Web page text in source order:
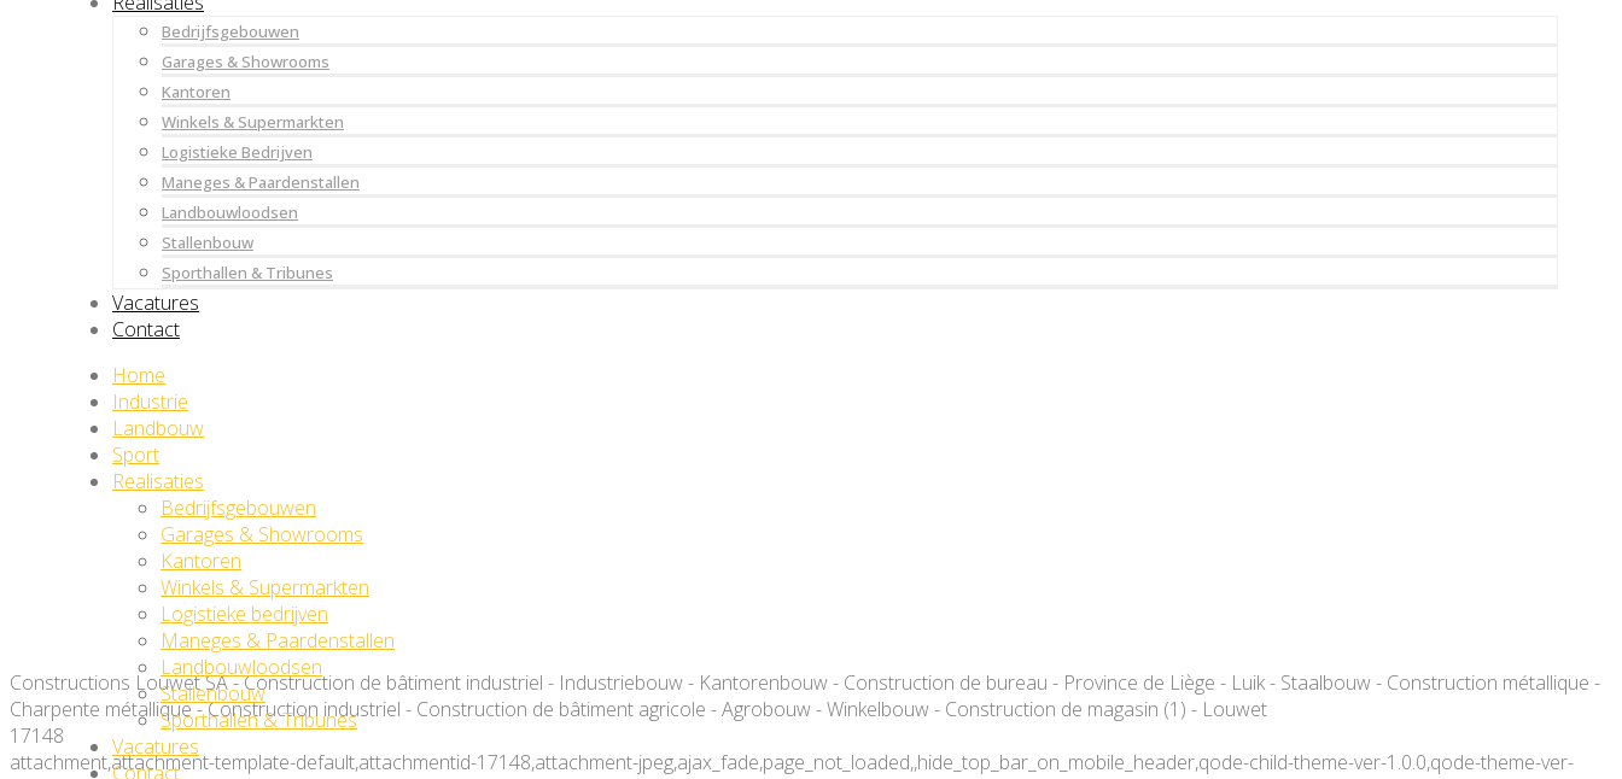
Bedrijfsgebouwen
Garages & Showrooms
Kantoren
Winkels & Supermarkten
Logistieke Bedrijven
Maneges & Paardenstallen
Landbouwloodsen
Stallenbouw
Sporthallen & Tribunes
Vacatures
Contact
Home
Industrie
Landbouw
Sport
Realisaties
Bedrijfsgebouwen
Garages & Showrooms
Kantoren
Winkels & Supermarkten
Logistieke bedrijven
Maneges & Paardenstallen
Landbouwloodsen
Stallenbouw
Sporthallen & Tribunes
Vacatures
Contact
Constructions Louwet SA - Construction de bâtiment industriel - Industriebouw - Kantorenbouw - Construction de bureau - Province de Liège - Luik - Staalbouw - Construction métallique -
Charpente métallique - Construction industriel - Construction de bâtiment agricole - Agrobouw - Winkelbouw - Construction de magasin (1) - Louwet
17148
attachment,attachment-template-default,attachmentid-17148,attachment-jpeg,ajax_fade,page_not_loaded,,hide_top_bar_on_mobile_header,qode-child-theme-ver-1.0.0,qode-theme-ver-